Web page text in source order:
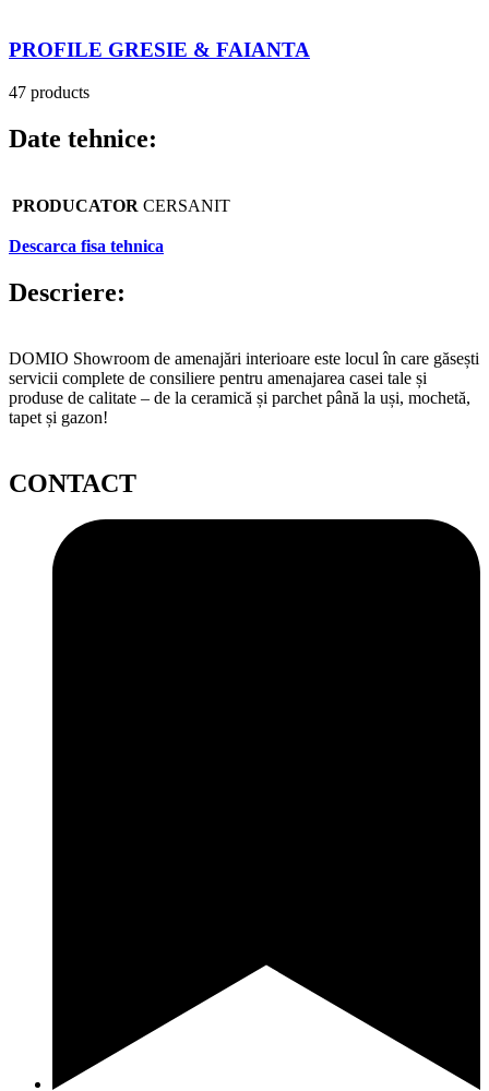
PROFILE GRESIE & FAIANTA
47 products
Date tehnice:
PRODUCATOR CERSANIT
Descarca fisa tehnica
Descriere:
DOMIO Showroom de amenajări interioare este locul în care găsești
servicii complete de consiliere pentru amenajarea casei tale și
produse de calitate – de la ceramică și parchet până la uși, mochetă,
tapet și gazon!
CONTACT